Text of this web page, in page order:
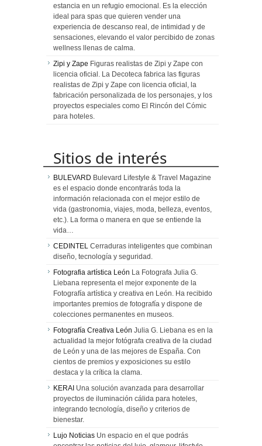
estancia en un refugio emocional. Es la elección
ideal para spas que quieren vender una
experiencia de descanso real, de intimidad y de
sensaciones, elevando el valor percibido de zonas
wellness llenas de calma.
Zipi y Zape Figuras realistas de Zipi y Zape con
licencia oficial. La Decoteca fabrica las figuras
realistas de Zipi y Zape con licencia oficial, la
fabricación personalizada de los personajes, y los
proyectos especiales como El Rincón del Cómic
para hoteles.
Sitios de interés
BULEVARD Bulevard Lifestyle & Travel Magazine
es el espacio donde encontrarás toda la
información relacionada con el mejor estilo de
vida (gastronomia, viajes, moda, belleza, eventos,
etc.). La forma o manera en que se entiende la
vida…
CEDINTEL Cerraduras inteligentes que combinan
diseño, tecnología y seguridad.
Fotografia artística León La Fotografa Julia G.
Liebana representa el mejor exponente de la
Fotografía artística y creativa en León. Ha recibido
importantes premios de fotografía y dispone de
colecciones permanentes en museos.
Fotografía Creativa León Julia G. Liebana es en la
actualidad la mejor fotógrafa creativa de la ciudad
de León y una de las mejores de España. Con
cientos de premios y exposiciones su estilo
destaca y la crítica la clama.
KERAI Una solución avanzada para desarrollar
proyectos de iluminación cálida para hoteles,
integrando tecnología, diseño y criterios de
bienestar.
Lujo Noticias Un espacio en el que podrás